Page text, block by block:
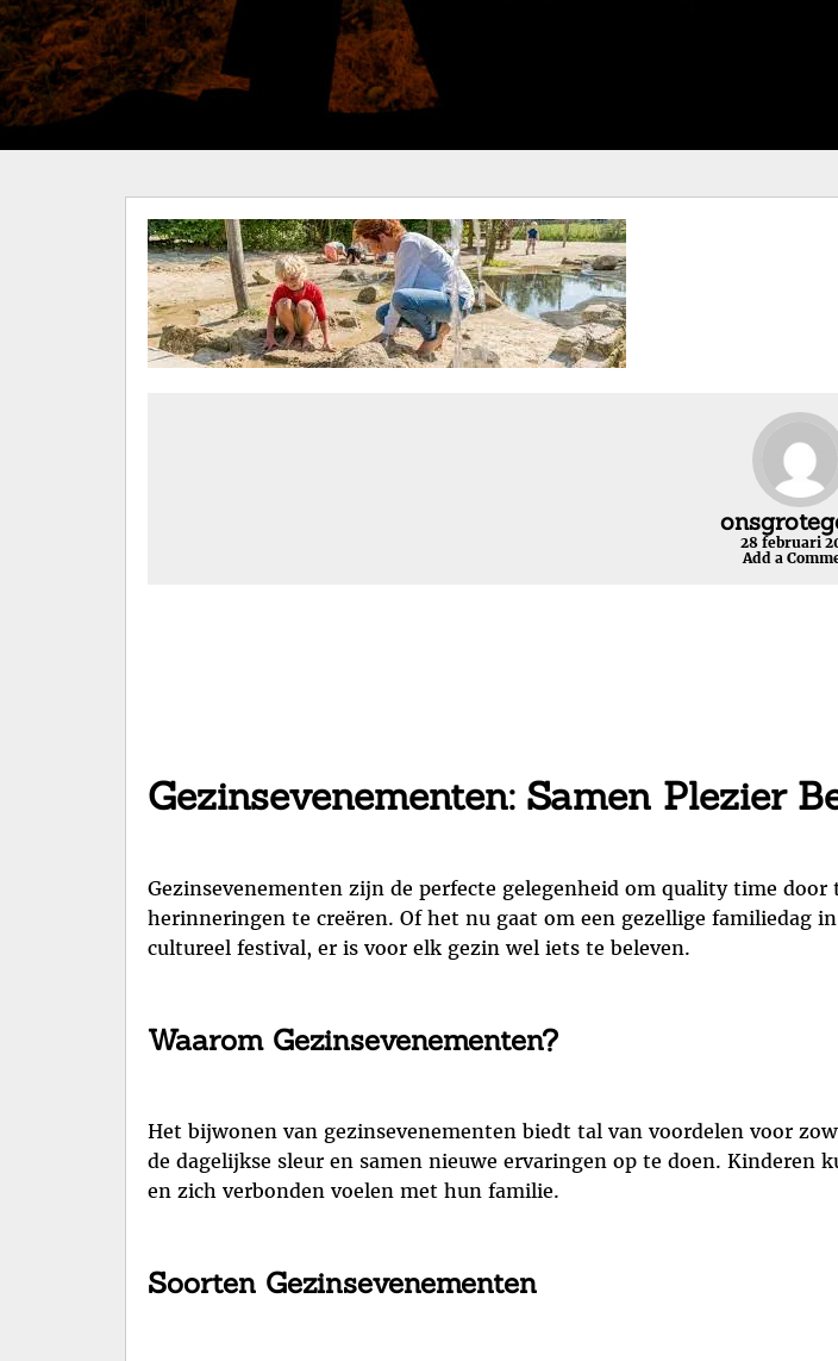
28 februari
Add a
Gezinsevenementen: Samen Plezier
Gezinsevenementen zijn de perfecte gelegenheid om quality time
herinneringen te creëren. Of het nu gaat om een gezellige familiedag
cultureel festival, er is voor elk gezin wel iets te beleven.
Waarom Gezinsevenementen?
Het bijwonen van gezinsevenementen biedt tal van voordelen voor
de dagelijkse sleur en samen nieuwe ervaringen op te doen.
en zich verbonden voelen met hun familie.
Soorten Gezinsevenementen